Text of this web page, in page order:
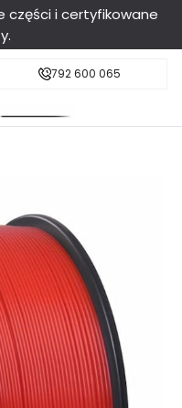
części i certyfikowane
do 11:00dostawa od 199 zł
792 600 065